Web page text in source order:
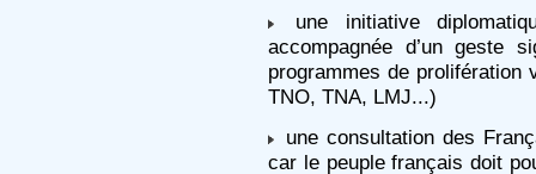
une initiative
accompagnée d’un geste
programmes de prolifération
TNO, TNA, LMJ...)
une consultation des
car le peuple français doit